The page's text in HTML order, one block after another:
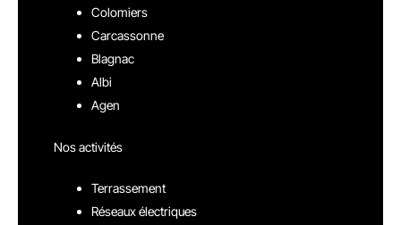
Colomiers
Carcassonne
Blagnac
Albi
Agen
Nos activités
Terrassement
Réseaux électriques